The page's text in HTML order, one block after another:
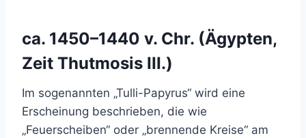
ca. 1450–1440 v. Chr. (Ägypten,
Zeit Thutmosis III.)
Im sogenannten „Tulli-Papyrus“ wird eine
Erscheinung beschrieben, die wie
„Feuerscheiben“ oder „brennende Kreise“ am